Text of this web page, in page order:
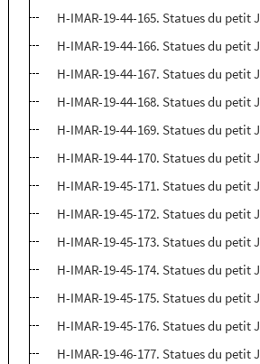
H-IMAR-19-44-165. Statues du petit
H-IMAR-19-44-166. Statues du petit
H-IMAR-19-44-167. Statues du petit
H-IMAR-19-44-168. Statues du petit
H-IMAR-19-44-169. Statues du petit
H-IMAR-19-44-170. Statues du petit
H-IMAR-19-45-171. Statues du petit
H-IMAR-19-45-172. Statues du petit
H-IMAR-19-45-173. Statues du petit
H-IMAR-19-45-174. Statues du petit
H-IMAR-19-45-175. Statues du petit
H-IMAR-19-45-176. Statues du petit
H-IMAR-19-46-177. Statues du petit